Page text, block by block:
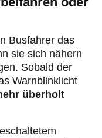
Busfahrer das
sie sich nähern
Sobald der
Warnblinklicht
überholt